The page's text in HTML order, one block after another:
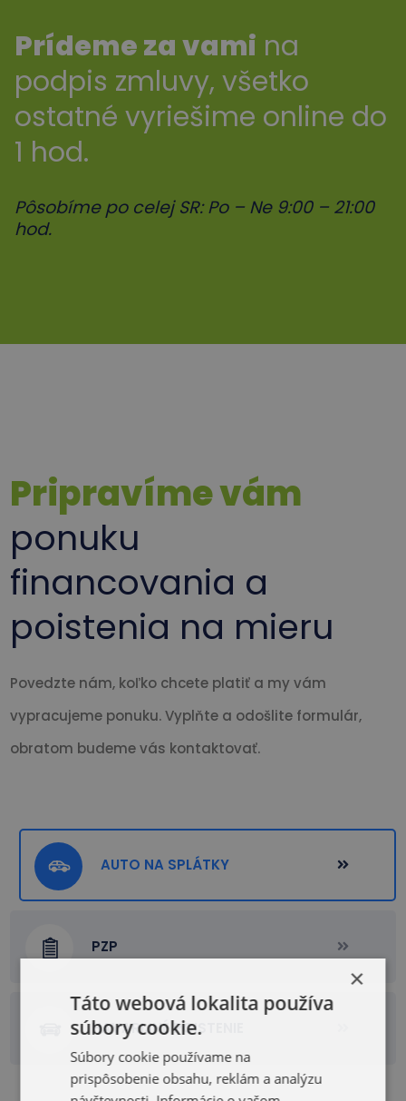
Prídeme za vami na
podpis zmluvy, všetko
ostatné vyriešime online do
1 hod.
Pôsobíme po celej SR: Po – Ne 9:00 – 21:00
hod.
Pripravíme vám
ponuku
financovania a
poistenia na mieru
Povedzte nám, koľko chcete platiť a my vám
vypracujeme ponuku. Vyplňte a odošlite formulár,
obratom budeme vás kontaktovať.
AUTO NA SPLÁTKY
PZP
HAVARIJNÉ POISTENIE
×
Táto webová lokalita používa
súbory cookie.
Súbory cookie používame na
prispôsobenie obsahu, reklám a analýzu